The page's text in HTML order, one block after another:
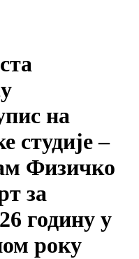
на
студије –
Физичко
за
годину у
року